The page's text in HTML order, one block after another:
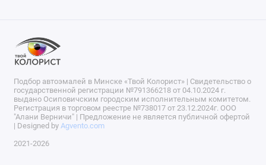
Подбор автоэмалей в Минске «Твой Колорист» | Свидетельство о
государственной регистрации №791366218 от 04.10.2024 г.
выдано Осиповичским городским исполнительным комитетом.
Регистрация в торговом реестре №738017 от 23.12.2024г. ООО
"Алани Верничи" | Предложение не является публичной офертой
| Designed by Agvento.com
2021-2026